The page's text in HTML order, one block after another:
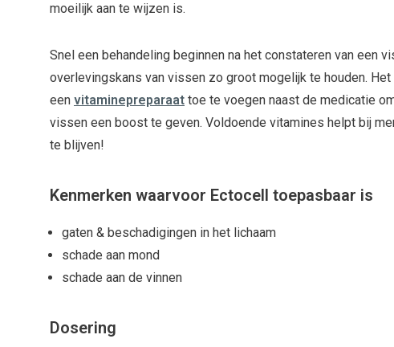
moeilijk aan te wijzen is.
Snel een behandeling beginnen na het constateren van een
overlevingskans van vissen zo groot mogelijk te houden.
een vitaminepreparaat toe te voegen naast de medicatie
vissen een boost te geven. Voldoende vitamines helpt bij
te blijven!
Kenmerken waarvoor Ectocell toepasbaar is
gaten & beschadigingen in het lichaam
schade aan mond
schade aan de vinnen
Dosering